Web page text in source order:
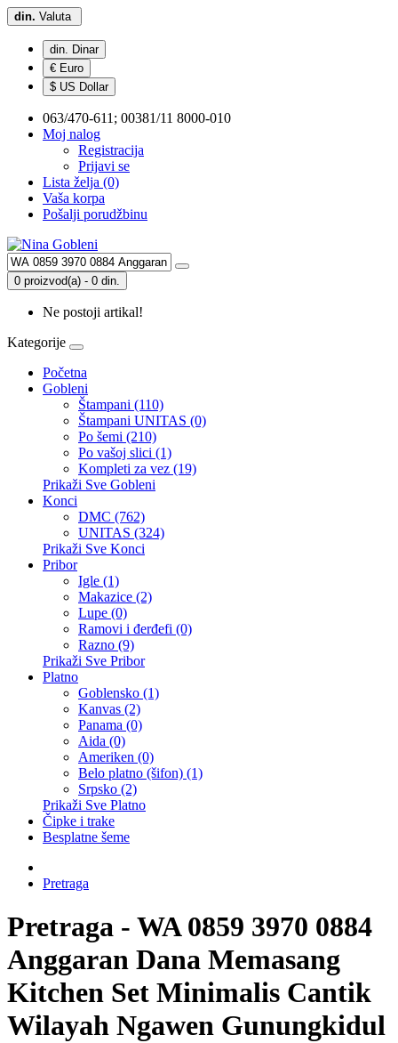
din. Valuta
din. Dinar
€ Euro
$ US Dollar
063/470-611; 00381/11 8000-010
Moj nalog
Registracija
Prijavi se
Lista želja (0)
Vaša korpa
Pošalji porudžbinu
0 proizvod(a) - 0 din.
Ne postoji artikal!
Kategorije
Početna
Gobleni
Štampani (110)
Štampani UNITAS (0)
Po šemi (210)
Po vašoj slici (1)
Kompleti za vez (19)
Prikaži Sve Gobleni
Konci
DMC (762)
UNITAS (324)
Prikaži Sve Konci
Pribor
Igle (1)
Makazice (2)
Lupe (0)
Ramovi i đerđefi (0)
Razno (9)
Prikaži Sve Pribor
Platno
Goblensko (1)
Kanvas (2)
Panama (0)
Aida (0)
Ameriken (0)
Belo platno (šifon) (1)
Srpsko (2)
Prikaži Sve Platno
Čipke i trake
Besplatne šeme
Pretraga
Pretraga - WA 0859 3970 0884
Anggaran Dana Memasang
Kitchen Set Minimalis Cantik
Wilayah Ngawen Gunungkidul